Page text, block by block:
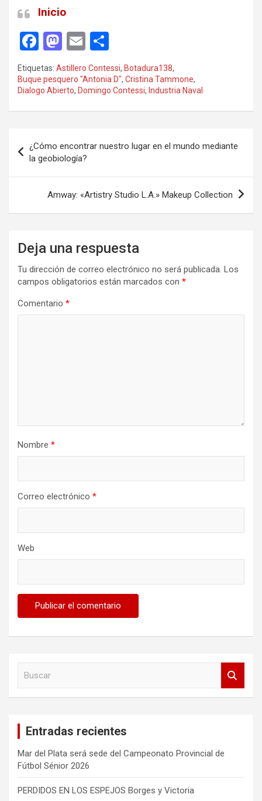
Inicio
F
a
ce
b
o
k
M
a
st
o
d
n
E
m
ail m
p
ar
Etiquetas: Astillero Contessi, Botadura138,
Buque pesquero "Antonia D", Cristina Tammone,
Dialogo Abierto, Domingo Contessi, Industria Naval
de
entradas
¿Cómo encontrar nuestro lugar en el mundo mediante
la geobiología?
Amway: «Artistry Studio L.A.» Makeup Collection
Deja una respuesta
Tu dirección de correo electrónico no será publicada. Los
campos obligatorios están marcados con *
Comentario *
Nombre *
Correo electrónico *
Web
Entradas recientes
Mar del Plata será sede del Campeonato Provincial de
Fútbol Sénior 2026
PERDIDOS EN LOS ESPEJOS Borges y Victoria